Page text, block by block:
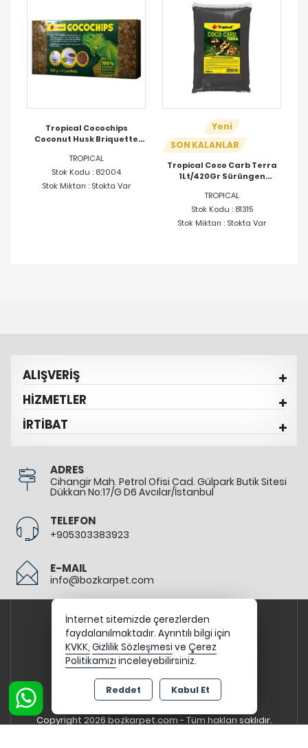
Tropical Cocochips
Coconut Husk Briquette
TROPICAL
Stok Kodu : 82004
Stok Miktarı : Stokta Var
Yeni
SON KALANLAR
Tropical Coco Carb Terra
1Lt/420Gr Sürüngen
TROPICAL
Stok Kodu : 81315
Stok Miktarı : Stokta Var
ALIŞVERİŞ
HİZMETLER
İRTİBAT
ADRES
Cihangir Mah. Petrol Ofisi Cad. Gülpark Butik Sitesi
Dükkan No:17/G D6 Avcılar/İstanbul
TELEFON
+905303383923
E-MAIL
info@bozkarpet.com
Copyright 2026 bozkarpet.com - Tüm hakları saklıdır.
İnternet sitemizde çerezlerden
faydalanılmaktadır. Ayrıntılı bilgi için
KVKK, Gizlilik Sözleşmesi ve Çerez
Politikamızı inceleyebilirsiniz.
Reddet Kabul Et